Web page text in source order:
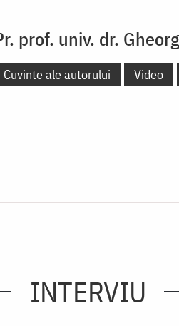
prof. univ. dr.
Cuvinte ale autorului Video
INTERVIU